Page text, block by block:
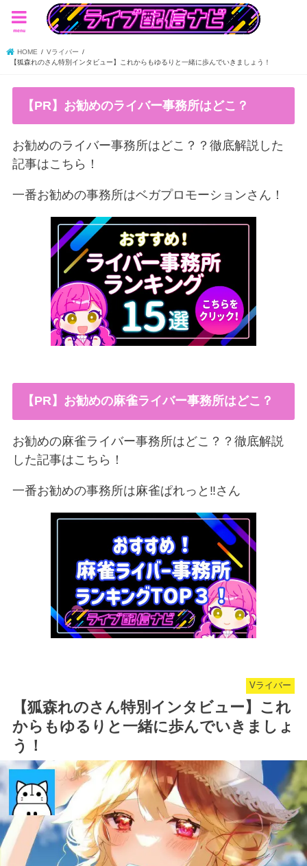
menu
HOME
Vライバー
【狐森れのさん特別インタビュー】これからもゆるりと一緒に歩んでいきましょう！
【PR】お勧めのライバー事務所はどこ？
お勧めのライバー事務所はどこ？？徹底解説した
記事はこちら！
一番お勧めの事務所はベガプロモーションさん！
【PR】お勧めの麻雀ライバー事務所はどこ？
お勧めの麻雀ライバー事務所はどこ？？徹底解説
した記事はこちら！
一番お勧めの事務所は麻雀ぱれっと‼︎さん
Vライバー
【狐森れのさん特別インタビュー】これ
からもゆるりと一緒に歩んでいきましょ
う！